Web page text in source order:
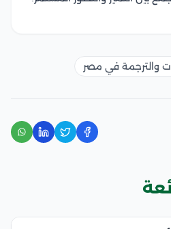
والترجمة في مصر